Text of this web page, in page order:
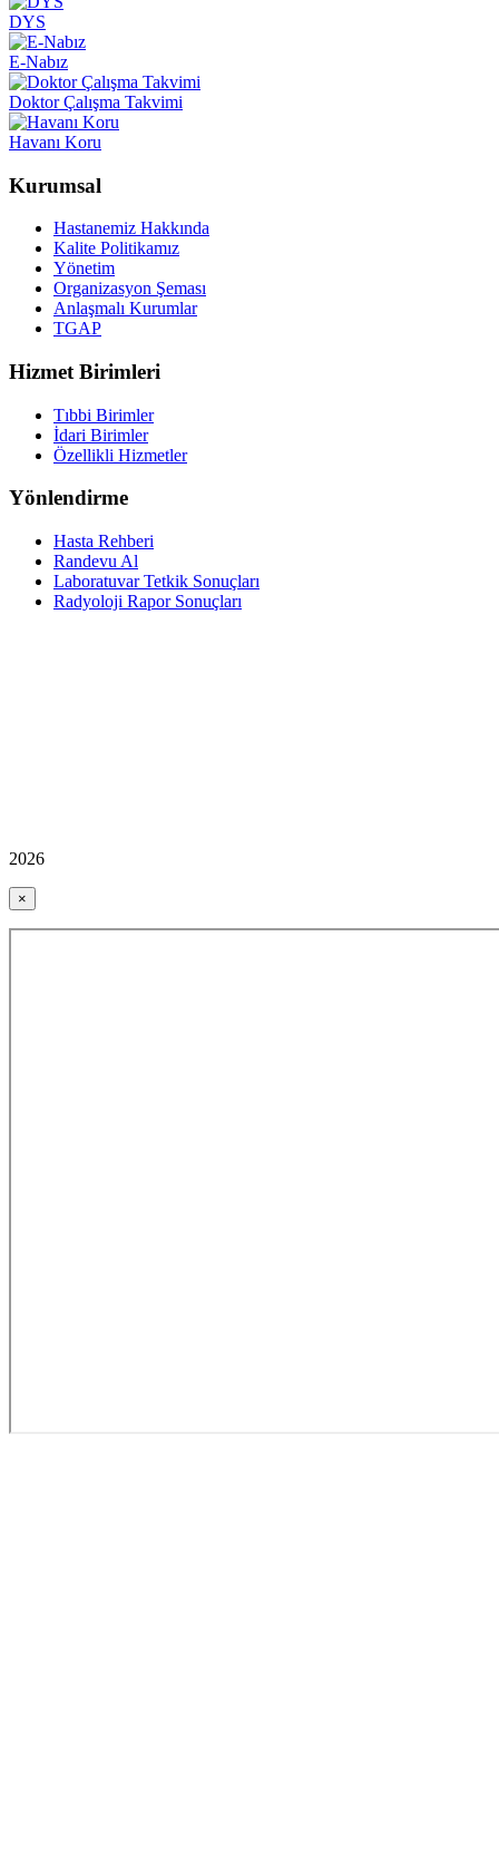
DYS
E-Nabız
Doktor Çalışma Takvimi
Havanı Koru
Kurumsal
Hastanemiz Hakkında
Kalite Politikamız
Yönetim
Organizasyon Şeması
Anlaşmalı Kurumlar
TGAP
Hizmet Birimleri
Tıbbi Birimler
İdari Birimler
Özellikli Hizmetler
Yönlendirme
Hasta Rehberi
Randevu Al
Laboratuvar Tetkik Sonuçları
Radyoloji Rapor Sonuçları
2026
×